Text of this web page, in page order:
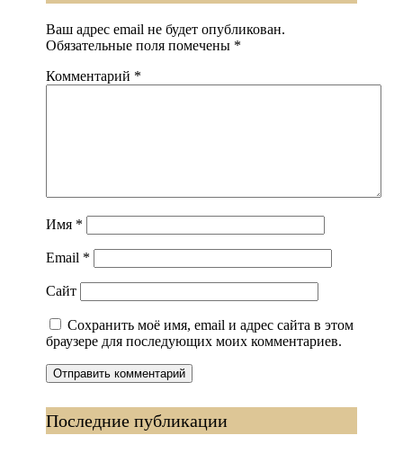
Ваш адрес email не будет опубликован.
Обязательные поля помечены *
Комментарий *
Имя *
Email *
Сайт
Сохранить моё имя, email и адрес сайта в этом
браузере для последующих моих комментариев.
Последние публикации